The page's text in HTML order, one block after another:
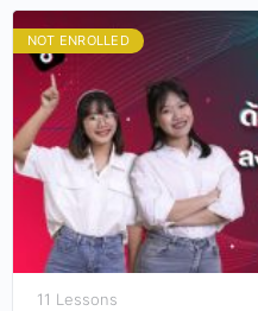
NOT ENROLLED
11 Lessons